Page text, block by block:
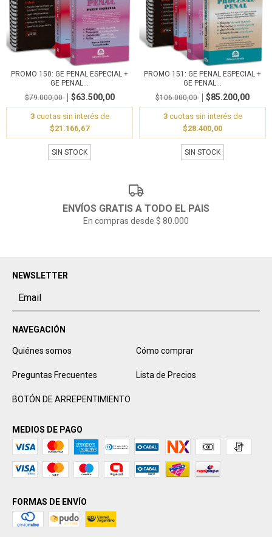
PROMO 150: GE PENAL ESPECIAL +
GE PENAL...
$79.000,00
$63.500,00
3cuotas sin interés de
$21.166,67
SIN STOCK
PROMO 151: GE PENAL ESPECIAL +
GE PENAL...
$106.000,00
$85.200,00
3cuotas sin interés de
$28.400,00
SIN STOCK
ENVÍOS GRATIS A TODO EL PAIS
En compras desde $ 80.000
NEWSLETTER
NAVEGACIÓN
Quiénes somos Cómo comprar
Preguntas Frecuentes Lista de Precios
BOTÓN DE ARREPENTIMIENTO
MEDIOS DE PAGO
FORMAS DE ENVÍO